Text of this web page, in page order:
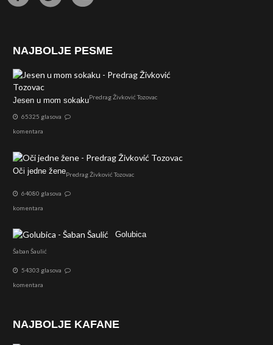
NAJBOLJE PESME
Jesen u mom sokakuPredrag Živković Tozovac
65325 glasova
komentara
Oči jedne ženePredrag Živković Tozovac
64080 glasova
komentara
Golubica
Šaban Šaulić
54303 glasova
komentara
NAJBOLJE KAFANE